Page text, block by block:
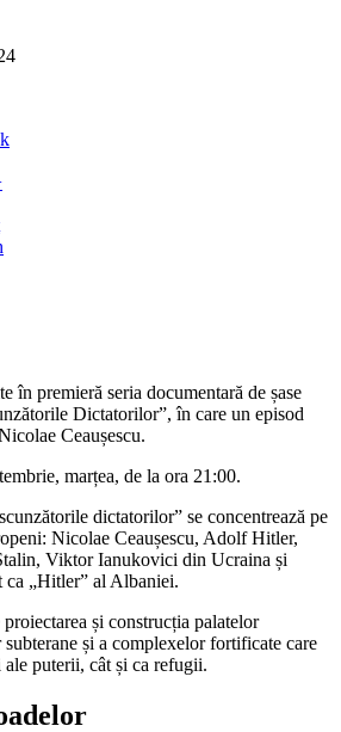
în premieră seria documentară de șase
Dictatorilor”, în care un episod
Ceaușescu.
marțea, de la ora 21:00.
dictatorilor” se concentrează pe
Nicolae Ceaușescu, Adolf Hitler,
Viktor Ianukovici din Ucraina și
ca „Hitler” al Albaniei.
proiectarea și construcția palatelor
și a complexelor fortificate care
puterii, cât și ca refugii.